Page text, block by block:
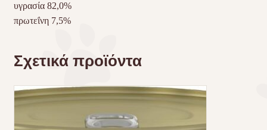
υγρασία 82,0%
πρωτεΐνη 7,5%
Σχετικά προϊόντα